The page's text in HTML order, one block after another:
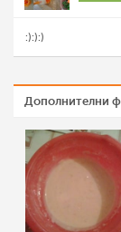
:):):)
Дополнителни